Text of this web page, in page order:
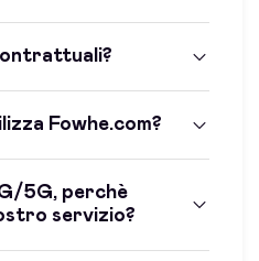
Fowhe.com?
5G, perchè
servizio?